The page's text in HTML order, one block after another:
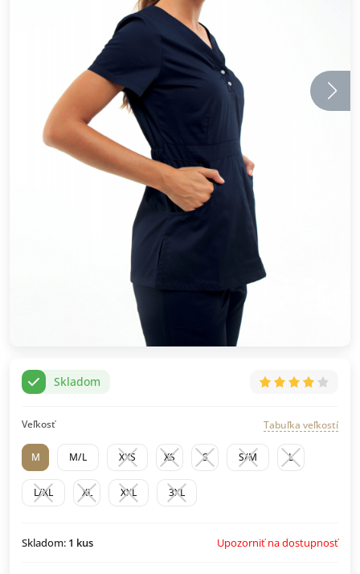
Skladom
Veľkosť Tabuľka veľkostí
M M/L XXS XS S S/M L
L/XL XL XXL 3XL
Skladom: 1 kus Upozorniť na dostupnosť